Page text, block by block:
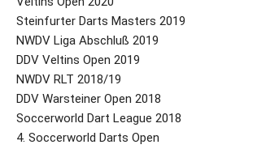
Steinfurter Darts Masters 2019
NWDV Liga Abschluß 2019
DDV Veltins Open 2019
NWDV RLT 2018/19
DDV Warsteiner Open 2018
Soccerworld Dart League 2018
4. Soccerworld Darts Open